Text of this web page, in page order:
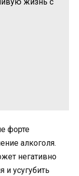
жизнь с
форте
алкоголя.
негативно
и усугубить